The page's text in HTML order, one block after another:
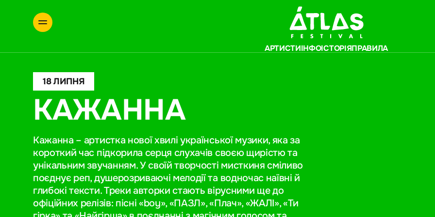
АРТИСТИІНФОІСТОРІЯПРАВИЛА
18 ЛИПНЯ
КАЖАННА
Кажанна – артистка нової хвилі української музики, яка за
короткий час підкорила серця слухачів своєю щирістю та
унікальним звучанням. У своїй творчості мисткиня сміливо
поєднує реп, душерозриваючі мелодії та водночас наївні й
глибокі тексти. Треки авторки стають вірусними ще до
офіційних релізів: пісні «boy», «ПАЗЛ», «Плач», «ЖАЛІ», «Ти